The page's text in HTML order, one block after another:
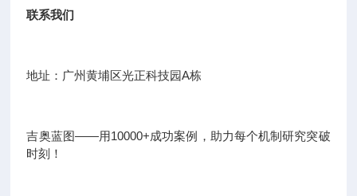
联系我们
地址：广州黄埔区光正科技园A栋
吉奥蓝图——用10000+成功案例，助力每个机制研究突破
时刻！